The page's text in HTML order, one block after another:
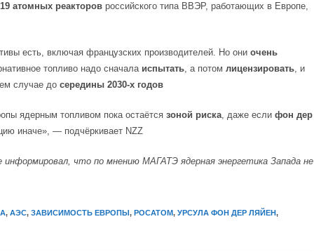
атомных реакторов российского типа ВВЭР, работающих в Европе,
есть, включая французских производителей. Но они очень
топливо надо сначала испытать, а потом лицензировать, и
случае досередины 2030-х годов
ядерным топливом пока остаётсязоной риска, даже еслифон дер
иначе», — подчёркивает NZZ
информировал, что по мнению МАГАТЭ ядерная энергетика Запада не
, АЭС, ЗАВИСИМОСТЬ ЕВРОПЫ, РОСАТОМ, УРСУЛА ФОН ДЕР ЛЯЙЕН,